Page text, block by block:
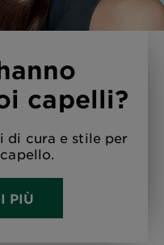
capelli?
di cura e stile per
PIÙ